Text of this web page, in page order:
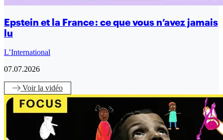
Epstein et la France : ce que vous n’avez jamais
lu
L’International
07.07.2026
Voirla vidéo